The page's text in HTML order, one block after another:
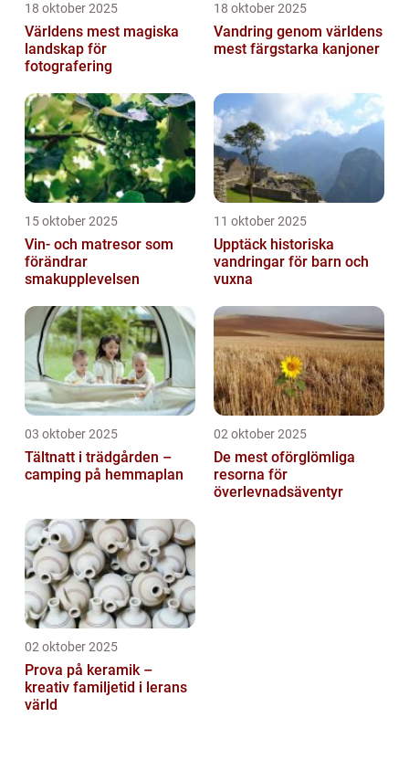
18 oktober 2025
Världens mest magiska
landskap för
fotografering
18 oktober 2025
Vandring genom världens
mest färgstarka kanjoner
15 oktober 2025
Vin- och matresor som
förändrar
smakupplevelsen
11 oktober 2025
Upptäck historiska
vandringar för barn och
vuxna
03 oktober 2025
Tältnatt i trädgården –
camping på hemmaplan
02 oktober 2025
De mest oförglömliga
resorna för
överlevnadsäventyr
02 oktober 2025
Prova på keramik –
kreativ familjetid i lerans
värld